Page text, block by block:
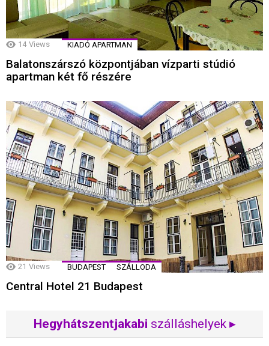
14 Views KIADÓ APARTMAN
Balatonszárszó központjában vízparti stúdió
apartman két fő részére
21 Views BUDAPEST SZÁLLODA
Central Hotel 21 Budapest
Hegyhátszentjakabi szálláshelyek ▸